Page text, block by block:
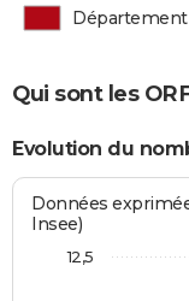
Département
Qui sont les
Evolution du
Données
Insee)
12,5